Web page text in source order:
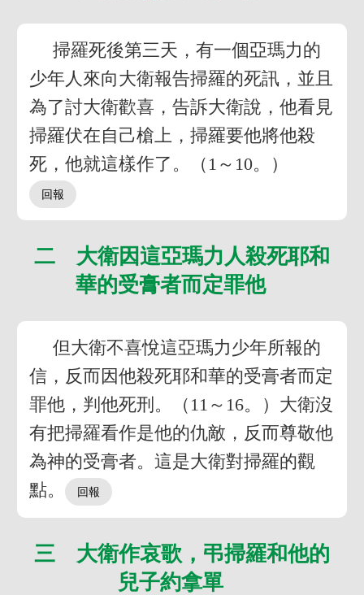
掃羅死後第三天，有一個亞瑪力的
少年人來向大衛報告掃羅的死訊，並且
為了討大衛歡喜，告訴大衛說，他看見
掃羅伏在自己槍上，掃羅要他將他殺
死，他就這樣作了。（1～10。）
二 大衛因這亞瑪力人殺死耶和
華的受膏者而定罪他
但大衛不喜悅這亞瑪力少年所報的
信，反而因他殺死耶和華的受膏者而定
罪他，判他死刑。（11～16。）大衛沒
有把掃羅看作是他的仇敵，反而尊敬他
為神的受膏者。這是大衛對掃羅的觀
點。
三 大衛作哀歌，弔掃羅和他的
兒子約拿單